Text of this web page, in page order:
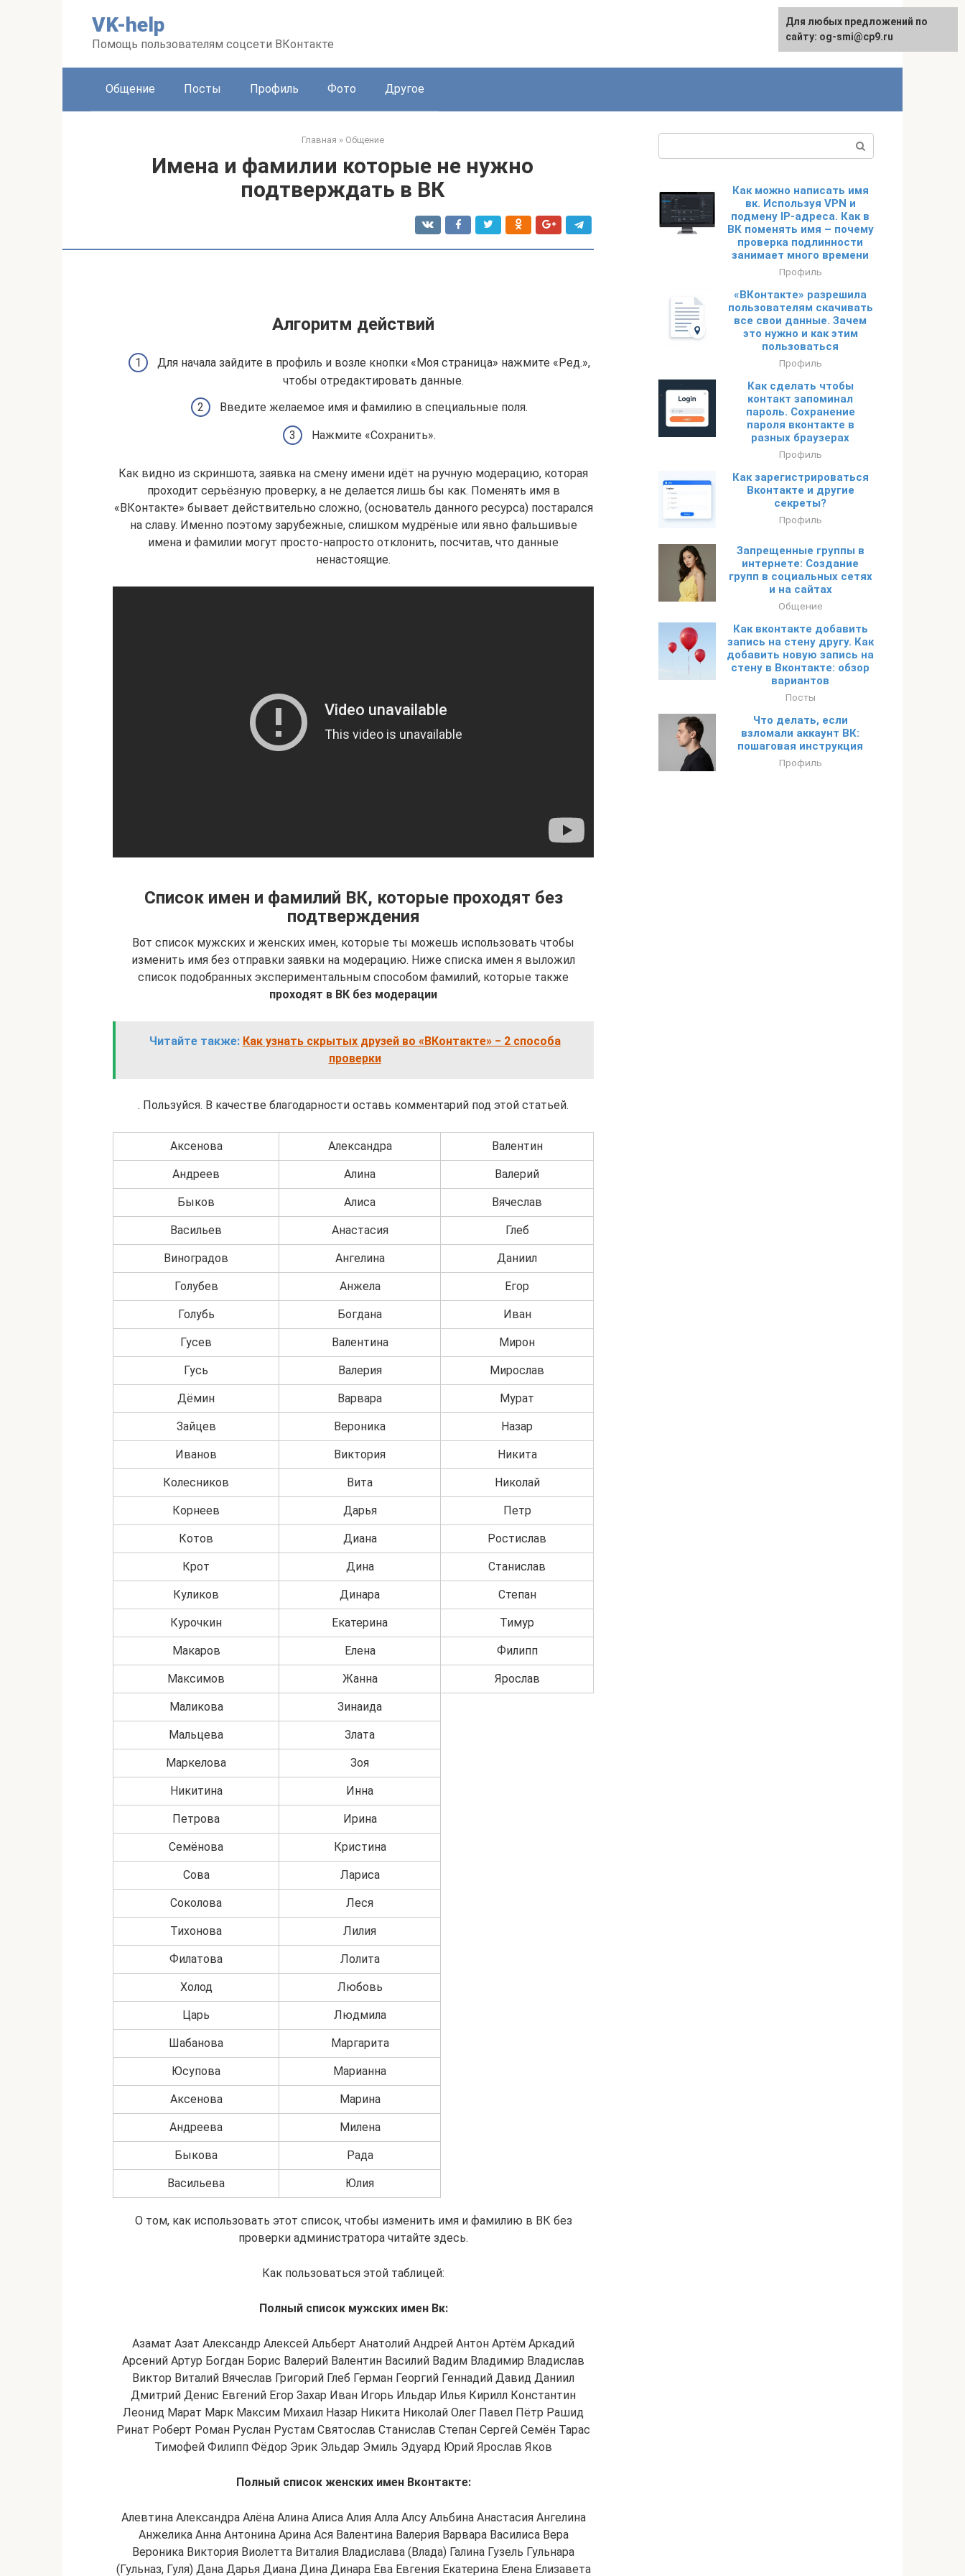
VK-help
Помощь пользователям соцсети ВКонтакте
Общение Посты Профиль Фото Другое
Главная » Общение
Имена и фамилии которые не нужно
подтверждать в ВК
Алгоритм действий
Для начала зайдите в профиль и возле кнопки «Моя страница» нажмите «Ред.»,
чтобы отредактировать данные.
Введите желаемое имя и фамилию в специальные поля.
Нажмите «Сохранить».
Как видно из скриншота, заявка на смену имени идёт на ручную модерацию, которая
проходит серьёзную проверку, а не делается лишь бы как. Поменять имя в
«ВКонтакте» бывает действительно сложно, (основатель данного ресурса) постарался
на славу. Именно поэтому зарубежные, слишком мудрёные или явно фальшивые
имена и фамилии могут просто-напросто отклонить, посчитав, что данные
ненастоящие.
Список имен и фамилий ВК, которые проходят без
подтверждения
Вот список мужских и женских имен, которые ты можешь использовать чтобы
изменить имя без отправки заявки на модерацию. Ниже списка имен я выложил
список подобранных экспериментальным способом фамилий, которые также
проходят в ВК без модерации
Читайте также: Как узнать скрытых друзей во «ВКонтакте» − 2 способа
проверки
. Пользуйся. В качестве благодарности оставь комментарий под этой статьей.
Аксенова Александра Валентин
Андреев Алина Валерий
Быков Алиса Вячеслав
Васильев Анастасия Глеб
Виноградов Ангелина Даниил
Голубев Анжела Егор
Голубь Богдана Иван
Гусев Валентина Мирон
Гусь Валерия Мирослав
Дёмин Варвара Мурат
Зайцев Вероника Назар
Иванов Виктория Никита
Колесников Вита Николай
Корнеев Дарья Петр
Котов Диана Ростислав
Крот Дина Станислав
Куликов Динара Степан
Курочкин Екатерина Тимур
Макаров Елена Филипп
Максимов Жанна Ярослав
Маликова Зинаида
Мальцева Злата
Маркелова Зоя
Никитина Инна
Петрова Ирина
Семёнова Кристина
Сова Лариса
Соколова Леся
Тихонова Лилия
Филатова Лолита
Холод Любовь
Царь Людмила
Шабанова Маргарита
Юсупова Марианна
Аксенова Марина
Андреева Милена
Быкова Рада
Васильева Юлия
О том, как использовать этот список, чтобы изменить имя и фамилию в ВК без
проверки администратора читайте здесь.
Как пользоваться этой таблицей:
Полный список мужских имен Вк:
Азамат Азат Александр Алексей Альберт Анатолий Андрей Антон Артём Аркадий
Арсений Артур Богдан Борис Валерий Валентин Василий Вадим Владимир Владислав
Виктор Виталий Вячеслав Григорий Глеб Герман Георгий Геннадий Давид Даниил
Дмитрий Денис Евгений Егор Захар Иван Игорь Ильдар Илья Кирилл Константин
Леонид Марат Марк Максим Михаил Назар Никита Николай Олег Павел Пётр Рашид
Ринат Роберт Роман Руслан Рустам Святослав Станислав Степан Сергей Семён Тарас
Тимофей Филипп Фёдор Эрик Эльдар Эмиль Эдуард Юрий Ярослав Яков
Полный список женских имен Вконтакте:
Алевтина Александра Алёна Алина Алиса Алия Алла Алсу Альбина Анастасия Ангелина
Анжелика Анна Антонина Арина Ася Валентина Валерия Варвара Василиса Вера
Вероника Виктория Виолетта Виталия Владислава (Влада) Галина Гузель Гульнара
(Гульназ, Гуля) Дана Дарья Диана Дина Динара Ева Евгения Екатерина Елена Елизавета
Как можно написать имя
вк. Используя VPN и
подмену IP-адреса. Как в
ВК поменять имя – почему
проверка подлинности
занимает много времени
Профиль
«ВКонтакте» разрешила
пользователям скачивать
все свои данные. Зачем
это нужно и как этим
пользоваться
Профиль
Как сделать чтобы
контакт запоминал
пароль. Сохранение
пароля вконтакте в
разных браузерах
Профиль
Как зарегистрироваться
Вконтакте и другие
секреты?
Профиль
Запрещенные группы в
интернете: Создание
групп в социальных сетях
и на сайтах
Общение
Как вконтакте добавить
запись на стену другу. Как
добавить новую запись на
стену в Вконтакте: обзор
вариантов
Посты
Что делать, если
взломали аккаунт ВК:
пошаговая инструкция
Профиль
Для любых предложений по
сайту: og-smi@cp9.ru